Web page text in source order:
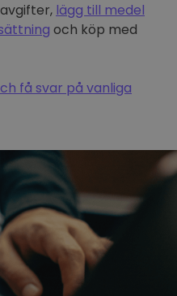
lägg till medel
och köp med
få svar på vanliga